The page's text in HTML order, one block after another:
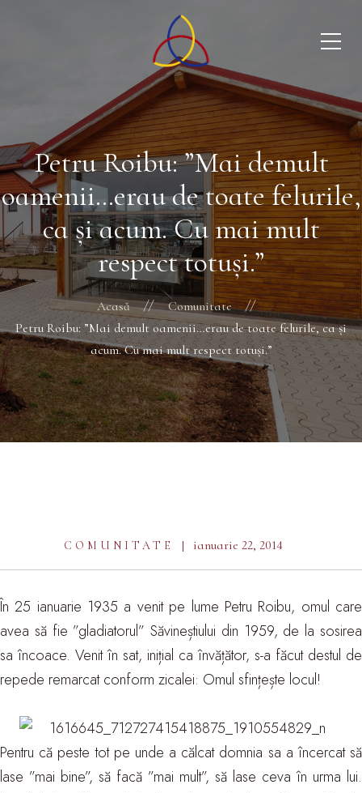
Petru Roibu: ”Mai demult
oamenii…erau de toate felurile,
ca și acum. Cu mai mult
respect totuși.”
Acasă
Comunitate
Petru Roibu: ”Mai demult oamenii…erau de toate felurile, ca și
acum. Cu mai mult respect totuși.”
COMUNITATE ianuarie 22, 2014
În 25 ianuarie 1935 a venit pe lume Petru Roibu, omul care
avea să fie ”gladiatorul” Săvineștiului din 1959, de la sosirea
sa încoace. Venit în sat, inițial ca învățător, s-a făcut destul de
repede remarcat conform zicalei: Omul sfințește locul!
Pentru că peste tot pe unde a călcat domnia sa a încercat să
lase ”mai bine”, să facă ”mai mult”, să lase ceva în urma lui.